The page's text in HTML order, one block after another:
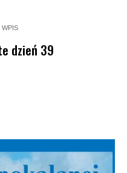
WPIS
dzień 39